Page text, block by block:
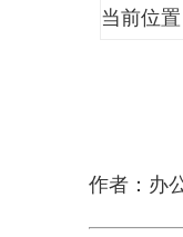
当前位置
作者：